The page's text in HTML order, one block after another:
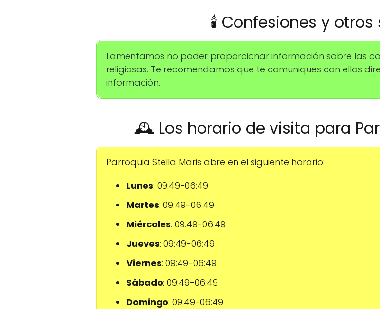
🕯️ Confesiones y otros
Lamentamos no poder proporcionar información sobre las
religiosas. Te recomendamos que te comuniques con ellos
información.
🕰️ Los horario de visita para
Parroquia Stella Maris abre en el siguiente horario:
Lunes: 09:49-06:49
Martes: 09:49-06:49
Miércoles: 09:49-06:49
Jueves: 09:49-06:49
Viernes: 09:49-06:49
Sábado: 09:49-06:49
Domingo: 09:49-06:49